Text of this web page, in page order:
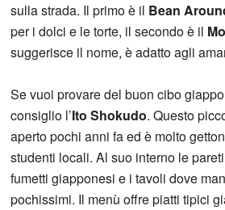
sulla strada. Il primo è il Bean
per i dolci e le torte, il secondo è il
suggerisce il nome, è adatto agli
Se vuoi provare del buon cibo
consiglio l’Ito Shokudo. Questo
aperto pochi anni fa ed è molto
studenti locali. Al suo interno le
fumetti giapponesi e i tavoli dove
pochissimi. Il menù offre piatti tipici